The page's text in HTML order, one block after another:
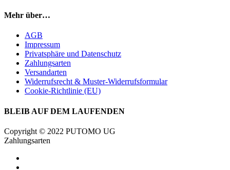
Mehr über…
AGB
Impressum
Privatsphäre und Datenschutz
Zahlungsarten
Versandarten
Widerrufsrecht & Muster-Widerrufsformular
Cookie-Richtlinie (EU)
BLEIB AUF DEM LAUFENDEN
Copyright © 2022 PUTOMO UG
Zahlungsarten